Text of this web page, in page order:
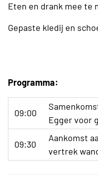
Eten en drank mee te
Gepaste kledij en
Programma:
09:00
Egger voor
09:30
Aankomst
vertrek